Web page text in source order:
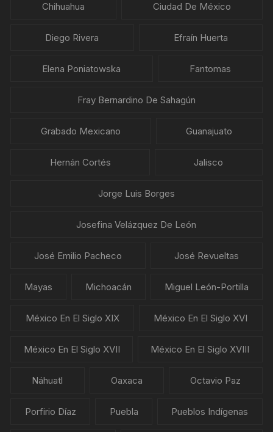
Chihuahua Ciudad De México
Diego Rivera Efraín Huerta
Elena Poniatowska Fantomas
Fray Bernardino De Sahagún
Grabado Mexicano Guanajuato
Hernán Cortés Jalisco
Jorge Luis Borges
Josefina Velázquez De León
José Emilio Pacheco José Revueltas
Mayas Michoacán Miguel León-Portilla
México En El Siglo XIX México En El Siglo XVI
México En El Siglo XVII México En El Siglo XVIII
Náhuatl Oaxaca Octavio Paz
Porfirio Díaz Puebla Pueblos Indígenas